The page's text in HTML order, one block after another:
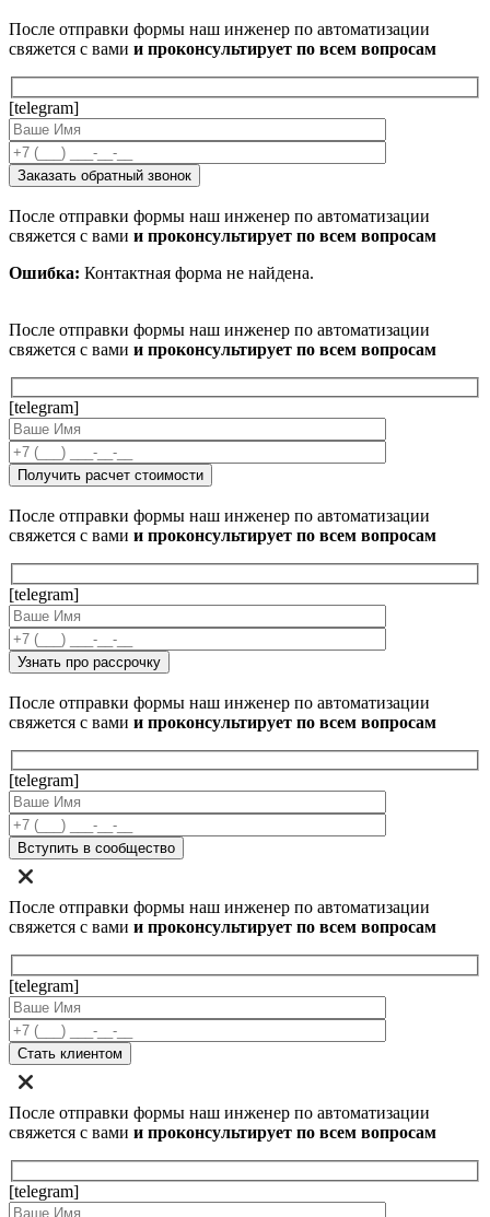
После отправки формы наш инженер по автоматизации
свяжется с вами и проконсультирует по всем вопросам
[telegram]
После отправки формы наш инженер по автоматизации
свяжется с вами и проконсультирует по всем вопросам
Ошибка: Контактная форма не найдена.
После отправки формы наш инженер по автоматизации
свяжется с вами и проконсультирует по всем вопросам
[telegram]
После отправки формы наш инженер по автоматизации
свяжется с вами и проконсультирует по всем вопросам
[telegram]
После отправки формы наш инженер по автоматизации
свяжется с вами и проконсультирует по всем вопросам
[telegram]
После отправки формы наш инженер по автоматизации
свяжется с вами и проконсультирует по всем вопросам
[telegram]
После отправки формы наш инженер по автоматизации
свяжется с вами и проконсультирует по всем вопросам
[telegram]